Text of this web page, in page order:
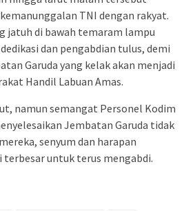
TNI dengan rakyat.
jatuh di bawah temaram lampu
dan pengabdian tulus, demi
Garuda yang kelak akan menjadi
Handil Labuan Amas.
namun semangat Personel Kodim
Jembatan Garuda tidak
senyum dan harapan
terbesar untuk terus mengabdi.